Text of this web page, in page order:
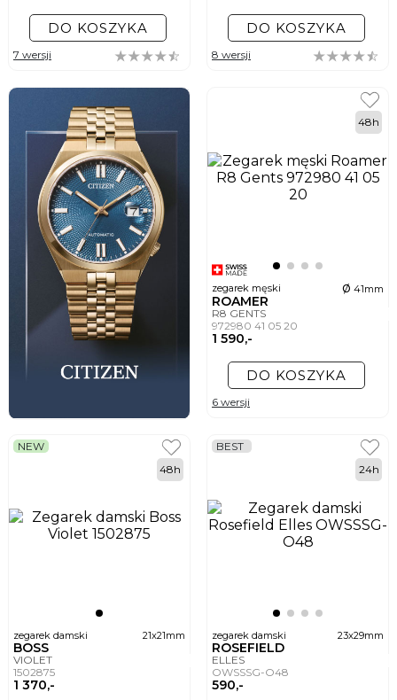
DO KOSZYKA
7 wersji
DO KOSZYKA
8 wersji
zegarek męski ø 41mm
ROAMER
R8 GENTS
972980 41 05 20
1 590,-
48h
DO KOSZYKA
6 wersji
zegarek damski 21x21mm
BOSS
VIOLET
1502875
1 370,-
NEW
48h
zegarek damski 23x29mm
ROSEFIELD
ELLES
OWSSSG-O48
590,-
BEST
24h